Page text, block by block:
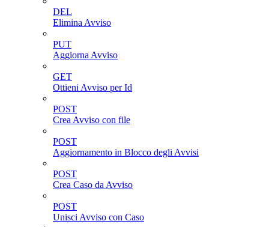
DEL
Elimina Avviso
PUT
Aggiorna Avviso
GET
Ottieni Avviso per Id
POST
Crea Avviso con file
POST
Aggiornamento in Blocco degli Avvisi
POST
Crea Caso da Avviso
POST
Unisci Avviso con Caso